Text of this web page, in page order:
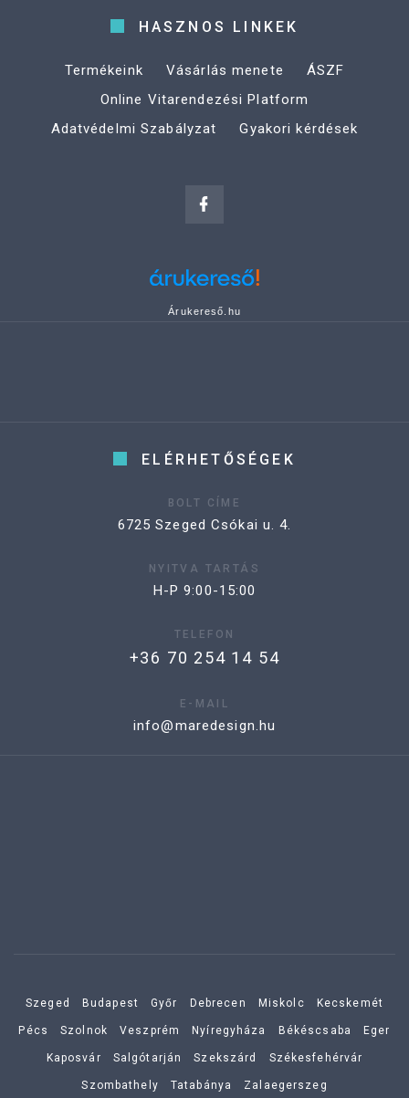
HASZNOS LINKEK
Termékeink Vásárlás menete
ÁSZF
Online Vitarendezési Platform
Adatvédelmi Szabályzat
Gyakori kérdések
Árukereső.hu
ELÉRHETŐSÉGEK
BOLT CÍME
6725 Szeged Csókai u. 4.
NYITVA TARTÁS
H-P 9:00-15:00
TELEFON
+36 70 254 14 54
E-MAIL
info@maredesign.hu
Szeged Budapest Győr Debrecen Miskolc Kecskemét
Pécs Szolnok Veszprém Nyíregyháza Békéscsaba Eger
Kaposvár Salgótarján Szekszárd Székesfehérvár
Szombathely Tatabánya Zalaegerszeg